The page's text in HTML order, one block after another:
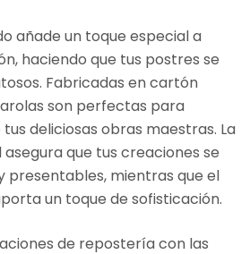
añade un toque especial a
haciendo que tus postres se
Fabricadas en cartón
son perfectas para
deliciosas obras maestras. La
que tus creaciones se
presentables, mientras que el
un toque de sofisticación.
de repostería con las